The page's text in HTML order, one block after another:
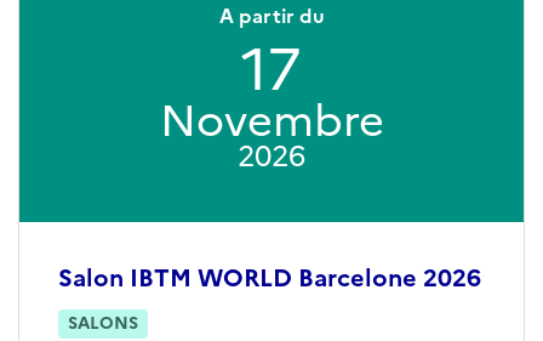
Salon IBTM WORLD Barcelone 2026
SALONS
A partir du
17
Novembre
2026